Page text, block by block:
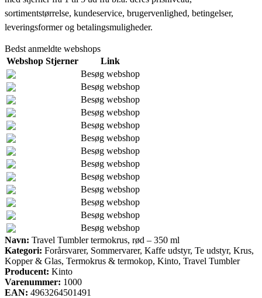
sortimentstørrelse, kundeservice, brugervenlighed, betingelser,
leveringsformer og betalingsmuligheder.
Bedst anmeldte webshops
Webshop Stjerner
Link
Besøg webshop
Besøg webshop
Besøg webshop
Besøg webshop
Besøg webshop
Besøg webshop
Besøg webshop
Besøg webshop
Besøg webshop
Besøg webshop
Besøg webshop
Besøg webshop
Besøg webshop
Navn: Travel Tumbler termokrus, rød – 350 ml
Kategori: Forårsvarer, Sommervarer, Kaffe udstyr, Te udstyr, Krus,
Kopper & Glas, Termokrus & termokop, Kinto, Travel Tumbler
Producent: Kinto
Varenummer: 1000
EAN: 4963264501491